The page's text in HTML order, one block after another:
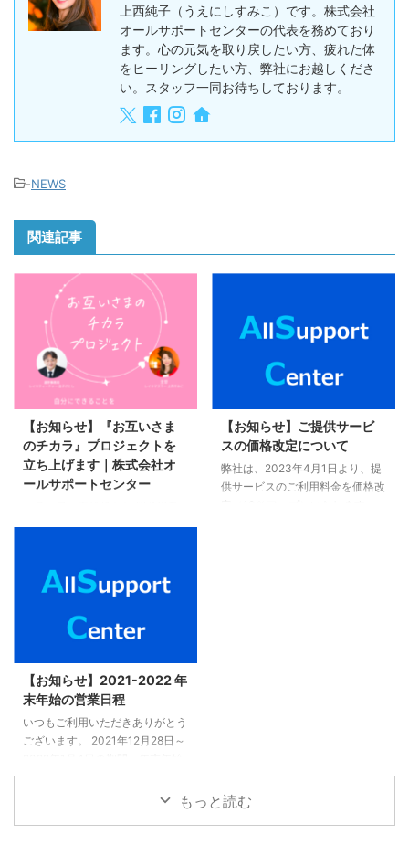
上西純子（うえにしすみこ）です。株式会社
オールサポートセンターの代表を務めており
ます。心の元気を取り戻したい方、疲れた体
をヒーリングしたい方、弊社にお越しくださ
い。スタッフ一同お待ちしております。
-NEWS
関連記事
【お知らせ】『お互いさま
のチカラ』プロジェクトを
立ち上げます｜株式会社オ
ールサポートセンター
地震から２週間が経ちました。
一緒にレイキヒーリングをしたり
複数の方とお話しました。 その
時、私が耳にしたのが、 「報道
を観ると、辛くて、氣がつくと涙
道番組は見られないです」 とい
うお声でした。 癒しのエネルギ
ーと心の浄化で使命に導くコンサ
ルタント キャリアメンタルアド
バイザー レイキマスター 上西純
なたがレイ ...
【お知らせ】ご提供サービ
スの価格改定について
弊社は、2023年4月1日より、提
供サービスのご利用料金を価格改
【お知らせ】2021-2022 年
末年始の営業日程
いつもご利用いただきありがとう
ございます。 2021年12月28日～
休業を頂きます。お問合せ先は、
以下の通りとなります。 ヒーリ
ングハートレイキアカデミー（池
もっと読む